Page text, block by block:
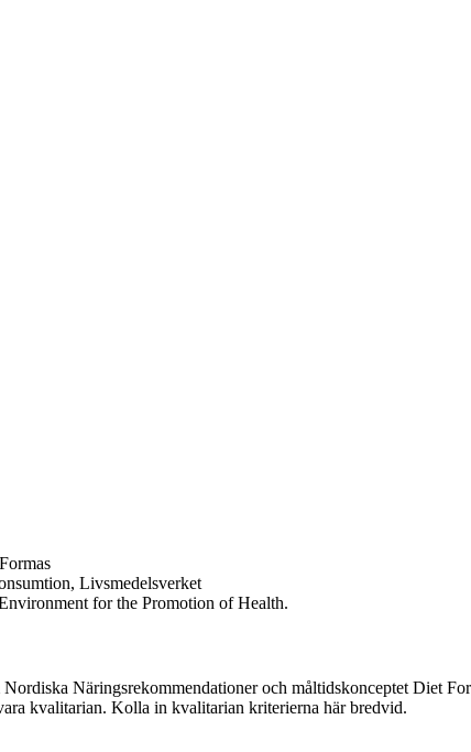
Livsmedelsverket
for the Promotion of Health.
Näringsrekommendationer och måltidskonceptet Diet
kvalitarian. Kolla in kvalitarian kriterierna här bredvid.